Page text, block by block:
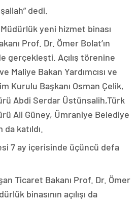
dedi.
yeni hizmet binası
Prof. Dr. Ömer Bolat’ın
gerçekleşti. Açılış törenine
Maliye Bakan Yardımcısı ve
Kurulu Başkanı Osman Çelik,
Abdi Serdar Üstünsalih,Türk
Ali Güney, Ümraniye Belediye
da katıldı.
7 ay içerisinde üçüncü defa
Ticaret Bakanı Prof. Dr. Ömer
binasının açılışı da